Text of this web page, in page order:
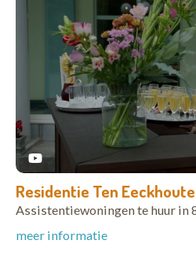
Residentie Ten Eeckhoute
Assistentiewoningen te huur in
meer informatie